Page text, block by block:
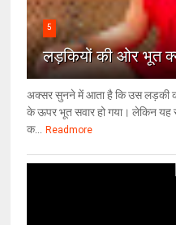
5
लड़कियों की ओर भूत
अक्सर सुनने में आता है कि उस लड़की
के ऊपर भूत सवार हो गया। लेकिन
क...
Readmore